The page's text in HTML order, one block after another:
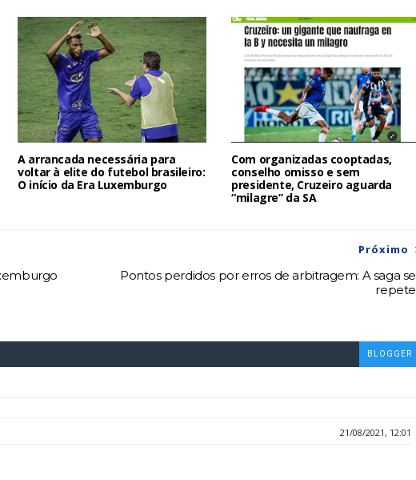
A arrancada necessária para
voltar à elite do futebol brasileiro:
O início da Era Luxemburgo
Com organizadas cooptadas,
conselho omisso e sem
presidente, Cruzeiro aguarda
“milagre” da SA
Próximo
Pontos perdidos por erros de arbitragem: A saga se
repete
BLOGGER
21/08/2021, 12:01